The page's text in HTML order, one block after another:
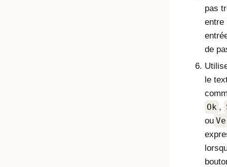
pas
entre
de
le
Ok ,
ou